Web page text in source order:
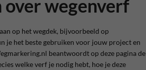
wegenverf
op het wegdek, bijvoorbeeld op
je het beste gebruiken voor jouw project en
beantwoordt op deze pagina de
welke verf je nodig hebt, hoe je deze